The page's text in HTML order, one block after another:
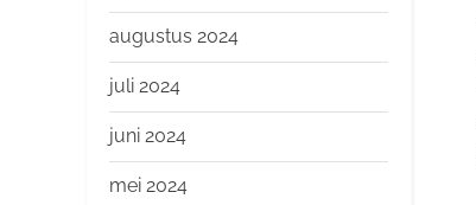
augustus 2024
juli 2024
juni 2024
mei 2024